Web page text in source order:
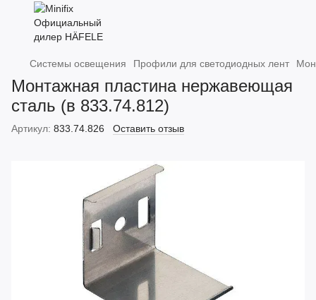
Системы освещения Профили для светодиодных лент
Монтажная пластина нержавеющая
сталь (в 833.74.812)
Артикул: 833.74.826 Оставить отзыв